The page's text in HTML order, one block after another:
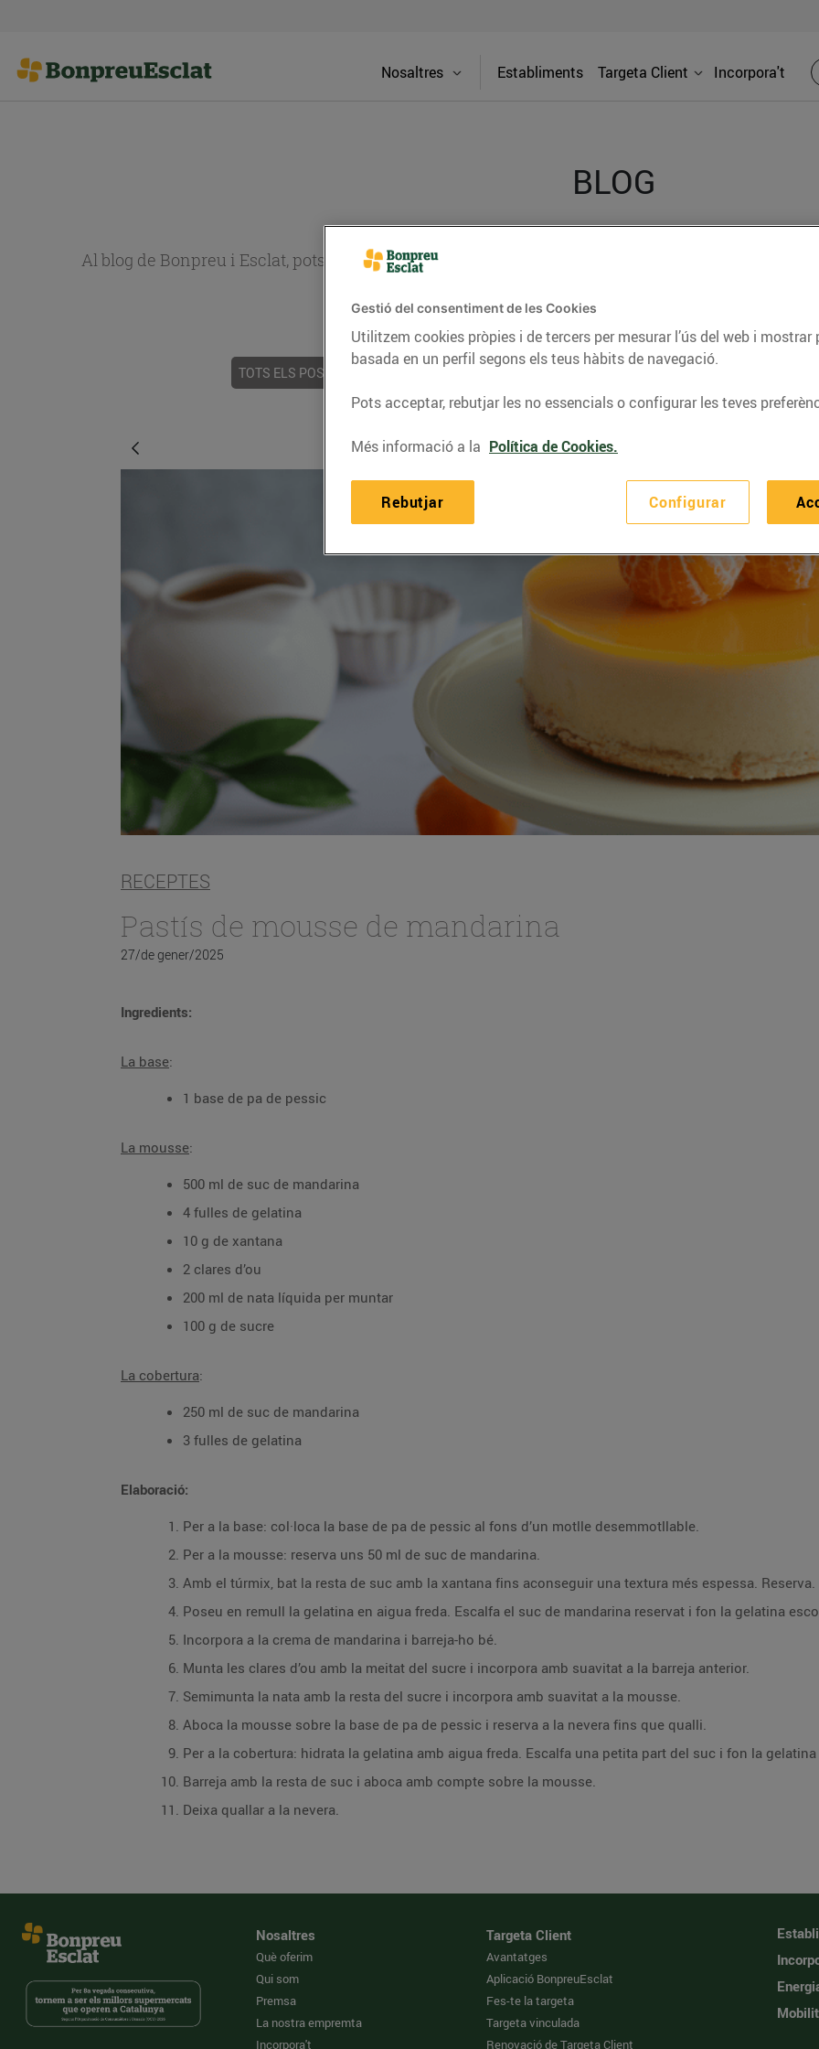
Nosaltres Establiments Targeta Client Incorpora't
BLOG
Al blog de Bonpreu i Esclat, pots trobar receptes, consells nutricionals, informació d’actualitat
TOTS ELS POSTS CONSELLS I HÀBITS SALUDABLES ENERGIA
RECEPTES
Pastís de mousse de mandarina
27/de gener/2025
Ingredients:
La base:
1 base de pa de pessic
La mousse:
500 ml de suc de mandarina
4 fulles de gelatina
10 g de xantana
2 clares d’ou
200 ml de nata líquida per muntar
100 g de sucre
La cobertura:
250 ml de suc de mandarina
3 fulles de gelatina
Elaboració:
Per a la base: col·loca la base de pa de pessic al fons d’un motlle desemmotllable.
Per a la mousse: reserva uns 50 ml de suc de mandarina.
Amb el túrmix, bat la resta de suc amb la xantana fins aconseguir una textura més espessa. Reserva.
Poseu en remull la gelatina en aigua freda. Escalfa el suc de mandarina reservat i fon la gelatina
Incorpora a la crema de mandarina i barreja-ho bé.
Munta les clares d’ou amb la meitat del sucre i incorpora amb suavitat a la barreja anterior.
Semimunta la nata amb la resta del sucre i incorpora amb suavitat a la mousse.
Aboca la mousse sobre la base de pa de pessic i reserva a la nevera fins que qualli.
Per a la cobertura: hidrata la gelatina amb aigua freda. Escalfa una petita part del suc i fon la
Barreja amb la resta de suc i aboca amb compte sobre la mousse.
Deixa quallar a la nevera.
Nosaltres
Què oferim
Qui som
Premsa
La nostra empremta
Incorpora't
Targeta Client
Avantatges
Aplicació BonpreuEsclat
Fes-te la targeta
Targeta vinculada
Renovació de Targeta Client
Gestió del consentiment de les Cookies
Utilitzem cookies pròpies i de tercers per mesurar l’ús del web i
basada en un perfil segons els teus hàbits de navegació.
Pots acceptar, rebutjar les no essencials o configurar les teves
Més informació a la Política de Cookies.
Configurar
Rebutjar